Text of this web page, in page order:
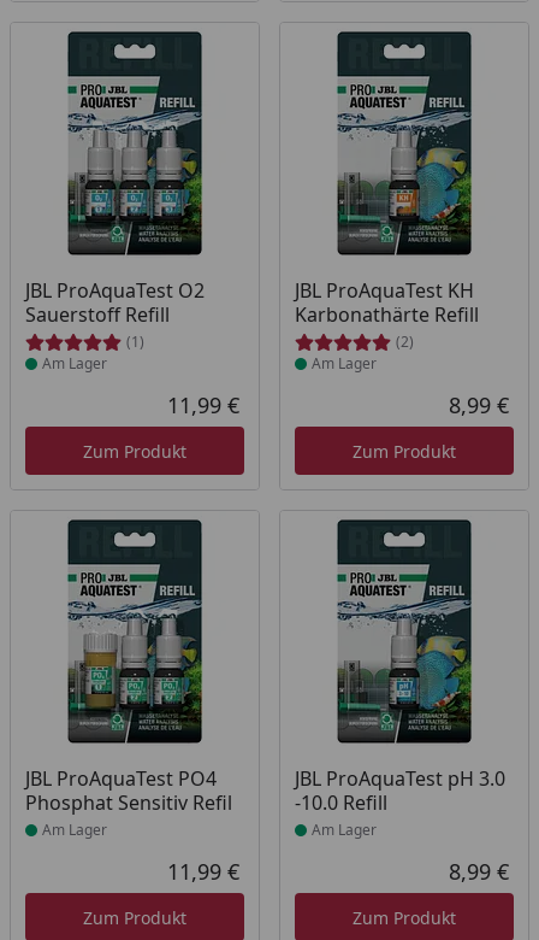
JBL ProAquaTest O2
Sauerstoff Refill
(1)
Produkt am Lager
Am Lager
Aktueller Preis
11,99 €
Zum Produkt
JBL ProAquaTest KH
Karbonathärte Refill
(2)
Produkt am Lager
Am Lager
8,99 €
Zum Produkt
JBL ProAquaTest PO4
Phosphat Sensitiv Refil
Produkt am Lager
Am Lager
Aktueller Preis
11,99 €
Zum Produkt
JBL ProAquaTest pH 3.0
-10.0 Refill
Produkt am Lager
Am Lager
8,99 €
Zum Produkt